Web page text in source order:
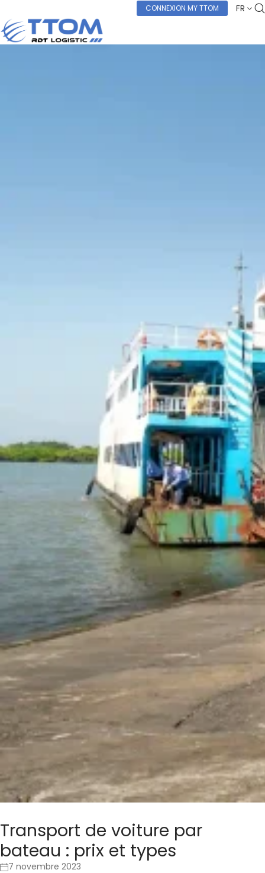
CONNEXION MY TTOM FR
Transport de voiture par
bateau : prix et types
7 novembre 2023